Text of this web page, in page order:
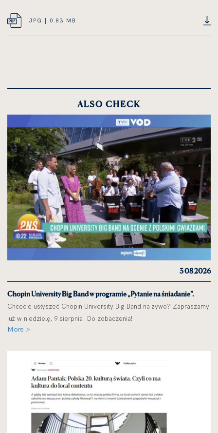
JPG | 0.83 MB
ALSO CHECK
3 08 2026
Chopin University Big Band w programie „Pytanie na śniadanie”.
Chcecie usłyszeć Chopin University Big Band na żywo? Zapraszamy
już w niedzielę, 9 sierpnia. Do zobaczenia!
More >